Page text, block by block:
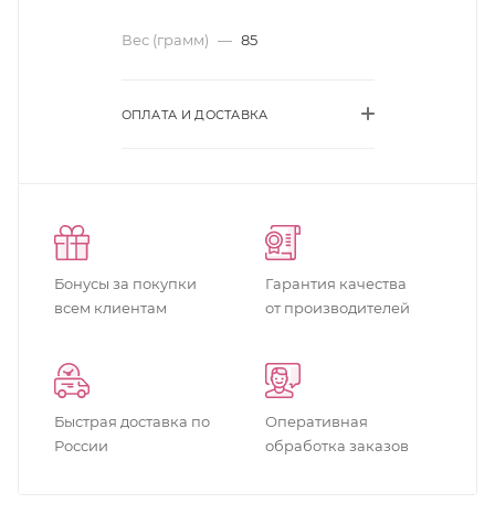
Вес (грамм) — 85
ОПЛАТА И ДОСТАВКА
Бонусы за покупки
всем клиентам
Гарантия качества
от производителей
Быстрая доставка по
России
Оперативная
обработка заказов